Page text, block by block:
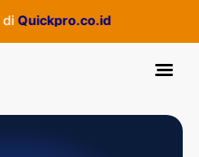
Quickpro.co.id